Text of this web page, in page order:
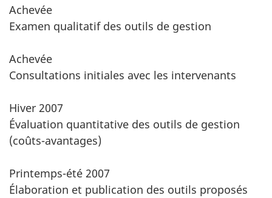
Achevée
Examen qualitatif des outils de gestion
Achevée
Consultations initiales avec les intervenants
Hiver 2007
Évaluation quantitative des outils de gestion
(coûts-avantages)
Printemps-été 2007
Élaboration et publication des outils proposés